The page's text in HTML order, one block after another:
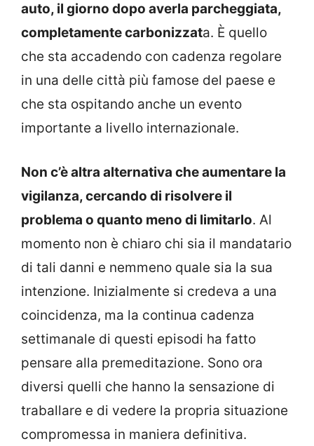
auto, il giorno dopo averla parcheggiata,
completamente carbonizzata. È quello
che sta accadendo con cadenza regolare
in una delle città più famose del paese e
che sta ospitando anche un evento
importante a livello internazionale.
Non c’è altra alternativa che aumentare la
vigilanza, cercando di risolvere il
problema o quanto meno di limitarlo. Al
momento non è chiaro chi sia il mandatario
di tali danni e nemmeno quale sia la sua
intenzione. Inizialmente si credeva a una
coincidenza, ma la continua cadenza
settimanale di questi episodi ha fatto
pensare alla premeditazione. Sono ora
diversi quelli che hanno la sensazione di
traballare e di vedere la propria situazione
compromessa in maniera definitiva.